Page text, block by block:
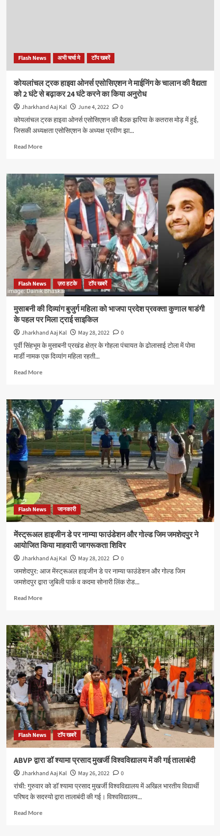
भरे
:
अजय
मिश्रा,
गृह
राज्य
Flash News अभी चर्चा मे टॉप खबरें
कोयलांचल ट्रक हाइवा ओनर्स एसोसिएशन ने माईनिंग के चालान की वैद्यता
को 2 घंटे से बढ़ाकर 24 घंटे करने का किया अनुरोध
Jharkhand Aaj Kal June 4, 2022
0
कोयलांचल ट्रक हाइवा ओनर्स एसोसिएशन की बैठक झरिया के कतरास मोड़ में हुई,
जिसकी अध्यक्षता एसोसिएशन के अध्यक्ष प्रवीण झा...
Read MoreRead
कोयलांचल
ट्रक
हाइवा
ओनर्स
एसोसिएशन
ने
के
चालान
की
वैद्यता
2
घंटे
से
बढ़ाकर
24
घंटे
करने
का
किया
Flash News ज़रा हटके टॉप खबरें
मुसाबनी की दिव्यांग बुजुर्ग महिला को भाजपा प्रदेश प्रवक्ता कुणाल षाडंगी
के पहल पर मिला ट्राई साइकिल
Jharkhand Aaj Kal May 28, 2022
0
पूर्वी सिंहभूम के मुसाबनी प्रखंड क्षेत्र के गोहला पंचायत के ढोलासाई टोला में पोमा
मार्डी नामक एक दिव्यांग महिला रहती...
Read MoreRead
मुसाबनी
की
दिव्यांग
बुजुर्ग
महिला
भाजपा
प्रदेश
प्रवक्ता
कुणाल
षाडंगी
के
पहल
पर
ट्राई
साइकिल
Flash News जानकारी
मेंस्ट्रूअल हाइजीन डे पर नाम्या फाउंडेशन और गोल्ड जिम जमशेदपुर ने
आयोजित किया माहवारी जागरूकता शिविर
Jharkhand Aaj Kal May 28, 2022
0
जमशेदपुर: आज मेंस्ट्रूअल हाइजीन डे पर नाम्या फाउंडेशन और गोल्ड जिम
जमशेदपुर द्वारा जुबिली पार्क व कदमा सोनारी लिंक रोड...
Read MoreRead
मेंस्ट्रूअल
हाइजीन
डे
पर
नाम्या
फाउंडेशन
और
गोल्ड
जिम
जमशेदपुर
ने
आयोजित
किया
माहवारी
जागरूकता
शिविर
Flash News टॉप खबरें
ABVP द्वारा डॉ श्यामा प्रसाद मुखर्जी विश्वविद्यालय में की गई तालाबंदी
Jharkhand Aaj Kal May 26, 2022
0
रांची: गुरुवार को डॉ श्यामा प्रसाद मुखर्जी विश्वविद्यालय में अखिल भारतीय विद्यार्थी
परिषद के सदस्यो द्वारा तालाबंदी की गई। विश्वविद्यालय...
Read MoreRead